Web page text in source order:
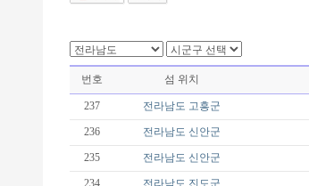
번호 섬 위치
237 전라남도 고흥군
236 전라남도 신안군
235 전라남도 신안군
234 전라남도 진도군